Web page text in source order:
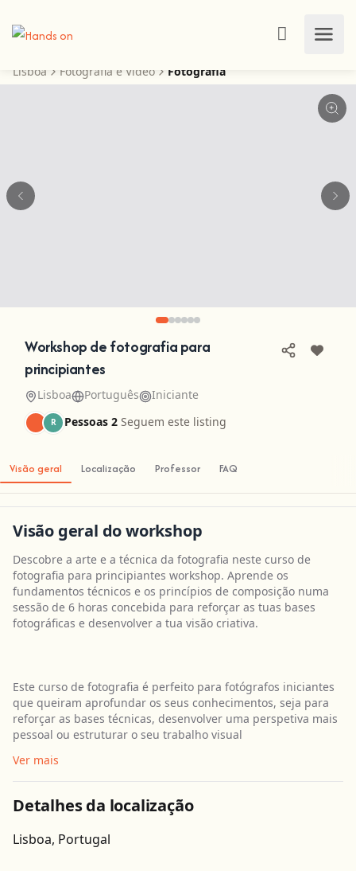
Lisboa Fotografia e Vídeo Fotografia
Workshop de fotografia para
principiantes
Lisboa Português Iniciante
R Pessoas 2 Seguem este listing
Visão geral Localização Professor FAQ
Visão geral do workshop
Descobre a arte e a técnica da fotografia neste curso de
fotografia para principiantes workshop. Aprende os
fundamentos técnicos e os princípios de composição numa
sessão de 6 horas concebida para reforçar as tuas bases
fotográficas e desenvolver a tua visão criativa.
Este curso de fotografia é perfeito para fotógrafos iniciantes
que queiram aprofundar os seus conhecimentos, seja para
reforçar as bases técnicas, desenvolver uma perspetiva mais
pessoal ou estruturar o seu trabalho visual
Ver mais
Detalhes da localização
Lisboa, Portugal